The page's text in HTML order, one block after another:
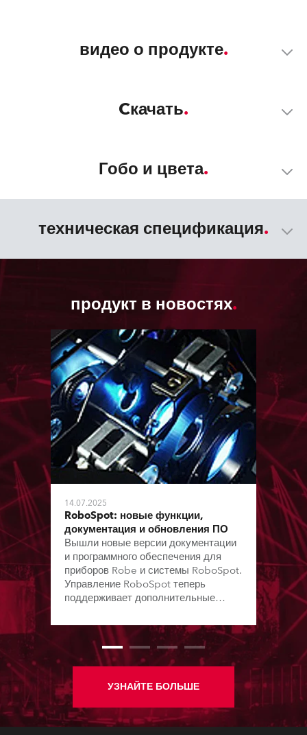
видео о продукте
Cкачать
Гобо и цвета
техническая спецификация
продукт в новостях
14.07.2025
RoboSpot: новые функции,
документация и обновления ПО
Вышли новые версии документации
и программного обеспечения для
приборов Robe и системы RoboSpot.
Управление RoboSpot теперь
поддерживает дополнительные
каналы цвета; содержит
исправления, повышающие
надежность и удобство работы.
Доступны новые сервисные
руководства, технические
бюллетени, прайс-листы на
запасные части, прошивки приборов
с новыми функциями, улучшения
УЗНАЙТЕ БОЛЬШЕ